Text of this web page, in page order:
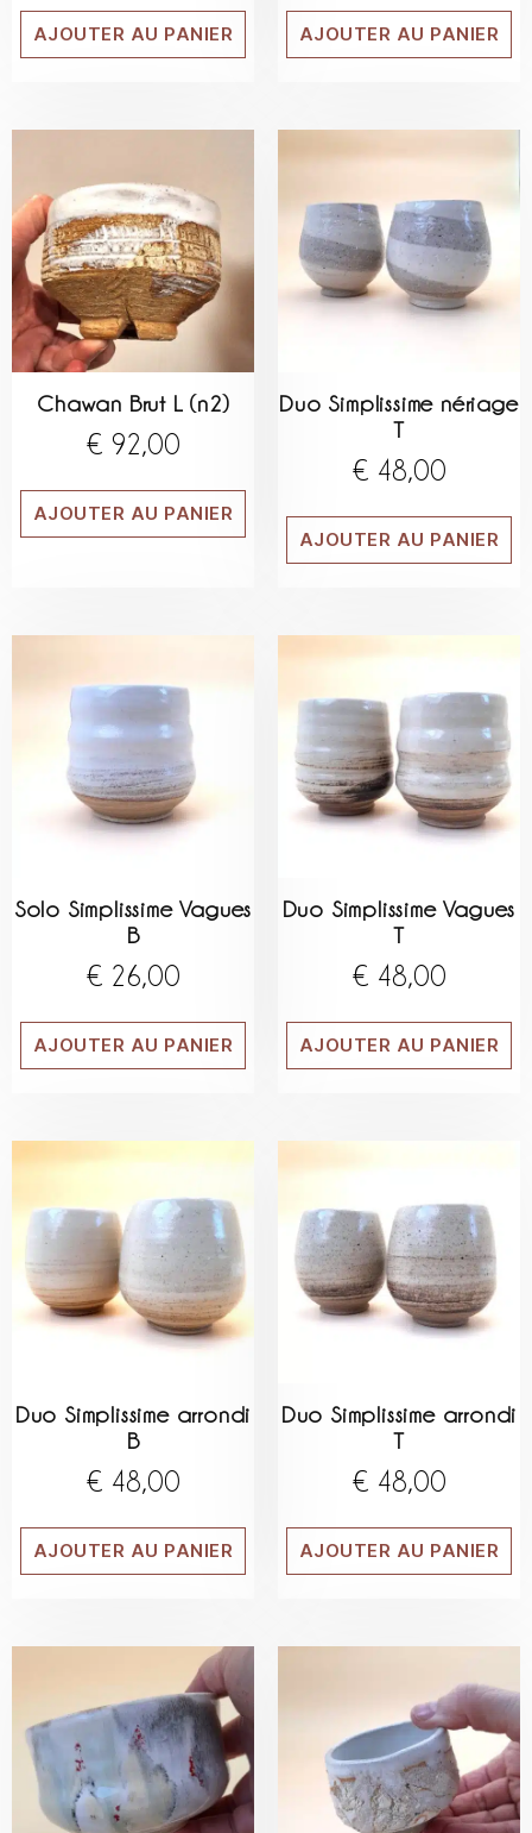
AJOUTER AU PANIER AJOUTER AU PANIER
Chawan Brut L (n2)
€ 92,00
AJOUTER AU PANIER
Duo Simplissime nériage
T
€ 48,00
AJOUTER AU PANIER
Solo Simplissime Vagues
B
€ 26,00
AJOUTER AU PANIER
Duo Simplissime Vagues
T
€ 48,00
AJOUTER AU PANIER
Duo Simplissime arrondi
B
€ 48,00
AJOUTER AU PANIER
Duo Simplissime arrondi
T
€ 48,00
AJOUTER AU PANIER